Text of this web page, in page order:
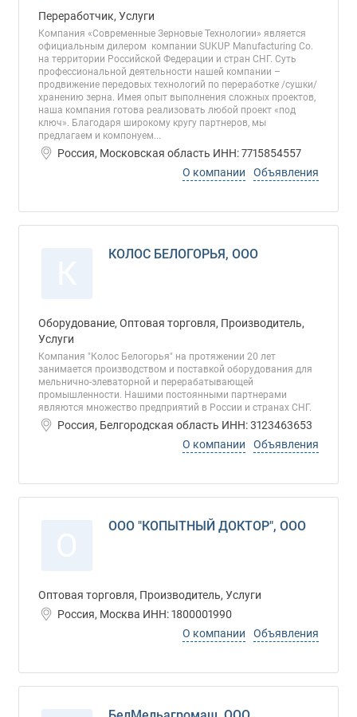
Переработчик, Услуги
Компания «Современные Зерновые Технологии» является
официальным дилером компании SUKUP Manufacturing Co.
на территории Российской Федерации и стран СНГ. Суть
профессиональной деятельности нашей компании –
продвижение передовых технологий по переработке /сушки/
хранению зерна. Имея опыт выполнения сложных проектов,
наша компания готова реализовать любой проект «под
ключ». Благодаря широкому кругу партнеров, мы
предлагаем и компонуем...
Россия, Московская область ИНН: 7715854557
О компании
Объявления
КОЛОС БЕЛОГОРЬЯ, ООО
Оборудование, Оптовая торговля, Производитель,
Услуги
Компания "Колос Белогорья" на протяжении 20 лет
занимается производством и поставкой оборудования для
мельнично-элеваторной и перерабатывающей
промышленности. Нашими постоянными партнерами
являются множество предприятий в России и странах СНГ.
Россия, Белгородская область ИНН: 3123463653
О компании
Объявления
ООО "КОПЫТНЫЙ ДОКТОР", ООО
Оптовая торговля, Производитель, Услуги
Россия, Москва ИНН: 1800001990
О компании
Объявления